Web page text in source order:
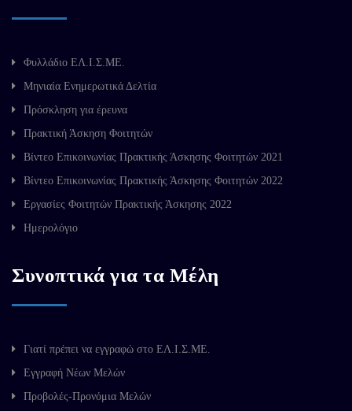
Φυλλάδιο ΕΛ.Ι.Σ.ΜΕ.
Μηνιαία Ενημερωτικά Δελτία
Πρόσκληση για έρευνα
Πρακτική Άσκηση Φοιτητών
Βίντεο Επικοινωνίας Πρακτικής Άσκησης Φοιτητών 2021
Βίντεο Επικοινωνίας Πρακτικής Άσκησης Φοιτητών 2022
Εργασίες Φοιτητών Πρακτικής Άσκησης 2022
Ημερολόγιο
Συνοπτικά για τα Μέλη
Γιατί πρέπει να εγγραφώ στο ΕΛ.Ι.Σ.ΜΕ.
Εγγραφή Νέων Μελών
Προβολές-Προνόμια Μελών